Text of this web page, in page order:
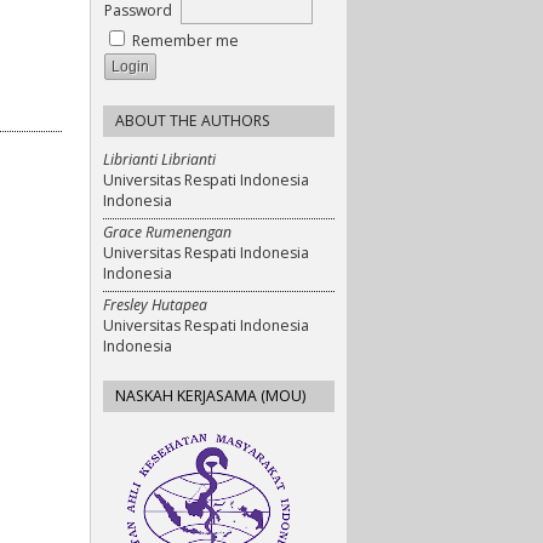
Password
Remember me
ABOUT THE AUTHORS
Librianti Librianti
Universitas Respati Indonesia
Indonesia
Grace Rumenengan
Universitas Respati Indonesia
Indonesia
Fresley Hutapea
Universitas Respati Indonesia
Indonesia
NASKAH KERJASAMA (MOU)